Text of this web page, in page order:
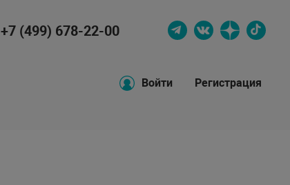
+7 (499) 678-22-00
Войти Регистрация